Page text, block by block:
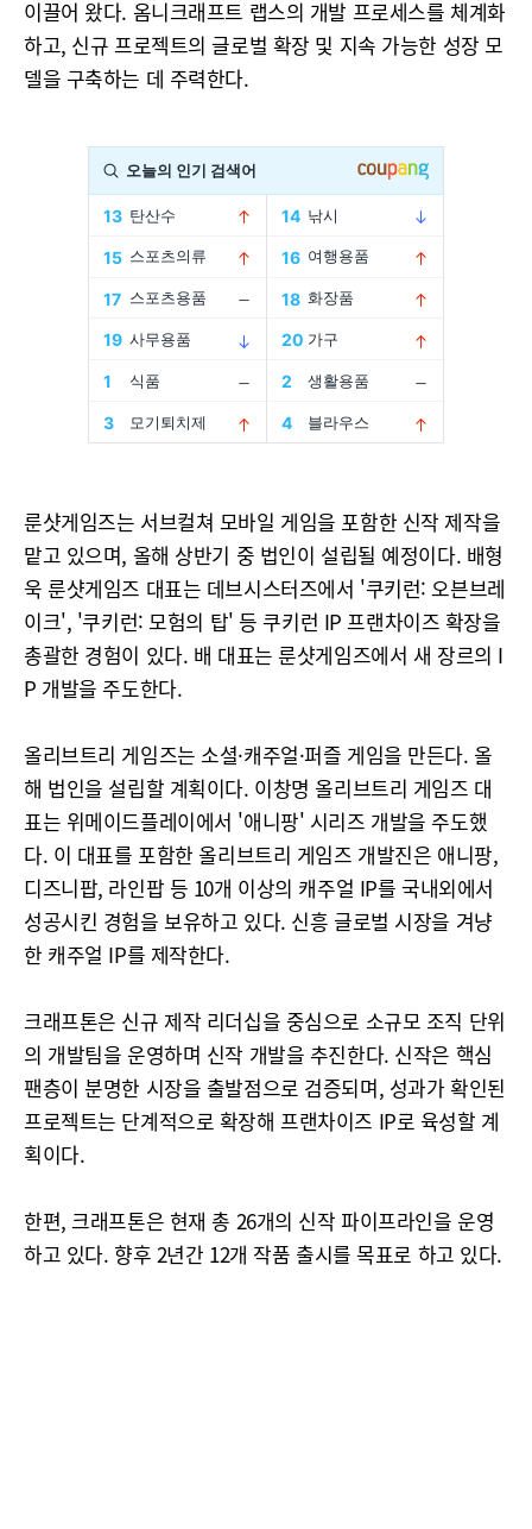
이끌어 왔다. 옴니크래프트 랩스의 개발 프로세스를 체계화
하고, 신규 프로젝트의 글로벌 확장 및 지속 가능한 성장 모
델을 구축하는 데 주력한다.
룬샷게임즈는 서브컬쳐 모바일 게임을 포함한 신작 제작을
맡고 있으며, 올해 상반기 중 법인이 설립될 예정이다. 배형
욱 룬샷게임즈 대표는 데브시스터즈에서 '쿠키런: 오븐브레
이크', '쿠키런: 모험의 탑' 등 쿠키런 IP 프랜차이즈 확장을
총괄한 경험이 있다. 배 대표는 룬샷게임즈에서 새 장르의 I
P 개발을 주도한다.
올리브트리 게임즈는 소셜·캐주얼·퍼즐 게임을 만든다. 올
해 법인을 설립할 계획이다. 이창명 올리브트리 게임즈 대
표는 위메이드플레이에서 '애니팡' 시리즈 개발을 주도했
다. 이 대표를 포함한 올리브트리 게임즈 개발진은 애니팡,
디즈니팝, 라인팝 등 10개 이상의 캐주얼 IP를 국내외에서
성공시킨 경험을 보유하고 있다. 신흥 글로벌 시장을 겨냥
한 캐주얼 IP를 제작한다.
크래프톤은 신규 제작 리더십을 중심으로 소규모 조직 단위
의 개발팀을 운영하며 신작 개발을 추진한다. 신작은 핵심
팬층이 분명한 시장을 출발점으로 검증되며, 성과가 확인된
프로젝트는 단계적으로 확장해 프랜차이즈 IP로 육성할 계
획이다.
한편, 크래프톤은 현재 총 26개의 신작 파이프라인을 운영
하고 있다. 향후 2년간 12개 작품 출시를 목표로 하고 있다.